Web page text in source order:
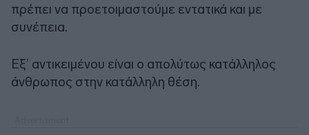
πρέπει να προετοιμαστούμε εντατικά και με
συνέπεια.
Εξ’ αντικειμένου είναι ο απολύτως κατάλληλος
άνθρωπος στην κατάλληλη θέση.